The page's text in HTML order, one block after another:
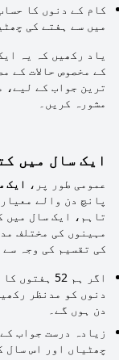
کام کے دنوں کا
میں سے ہفتے کی
یاد رکھیں کہ یہ
کے مخصوص حالات کے
ترین جواب کے لیے،
مشورہ کریں۔
ایک سال میں
عمومی طور پر، ایک سال
پانچ دن والے
تاہم، ایک سال میں
مہینوں کی مختلف
کی تقسیم کی وجہ سے
اگر ہم 52
دن ہوں گے۔
زیادہ درست جواب
چھٹیاں اور اس سال